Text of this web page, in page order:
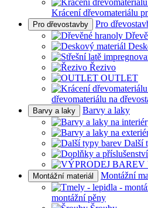
Krácení dřevomateriálu
Pro dřevostavby
Pro
Řezivo
OUTLET
dřevomateriálu na
Barvy a laky
Barvy a laky
Další
Montážní materiál
Montážní
montážní pěny